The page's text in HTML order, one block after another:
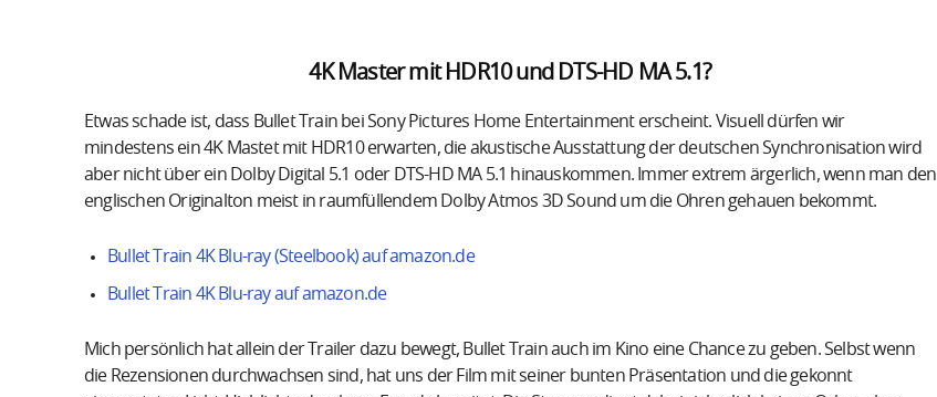
4K Master mit HDR10 und DTS-HD MA 5.1?
Etwas schade ist, dass Bullet Train bei Sony Pictures Home Entertainment erscheint. Visuell dürfen wir
mindestens ein 4K Mastet mit HDR10 erwarten, die akustische Ausstattung der deutschen Synchronisation wird
aber nicht über ein Dolby Digital 5.1 oder DTS-HD MA 5.1 hinauskommen. Immer extrem ärgerlich, wenn man den
englischen Originalton meist in raumfüllendem Dolby Atmos 3D Sound um die Ohren gehauen bekommt.
Bullet Train 4K Blu-ray (Steelbook) auf amazon.de
Bullet Train 4K Blu-ray auf amazon.de
Mich persönlich hat allein der Trailer dazu bewegt, Bullet Train auch im Kino eine Chance zu geben. Selbst wenn
die Rezensionen durchwachsen sind, hat uns der Film mit seiner bunten Präsentation und die gekonnt